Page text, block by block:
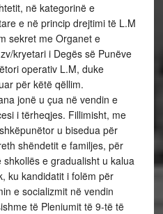
në kategorinë e
e në princip drejtimi të L.M
sekret me Organet e
kryetari i Degës së Punëve
operativ L.M, duke
për këtë qëllim.
jonë u çua në vendin e
i tërheqjes. Fillimisht, me
u bisedua për
shëndetit e familjes, për
e gradualisht u kalua
ku kandidatit i folëm për
e socializmit në vendin
të Pleniumit të 9-të të